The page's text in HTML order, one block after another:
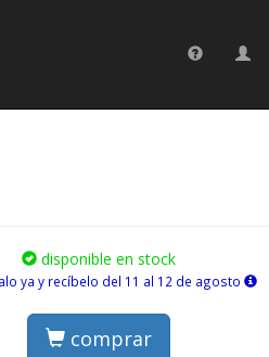
disponible en stock
ya y recíbelo del 11 al 12 de agosto
comprar